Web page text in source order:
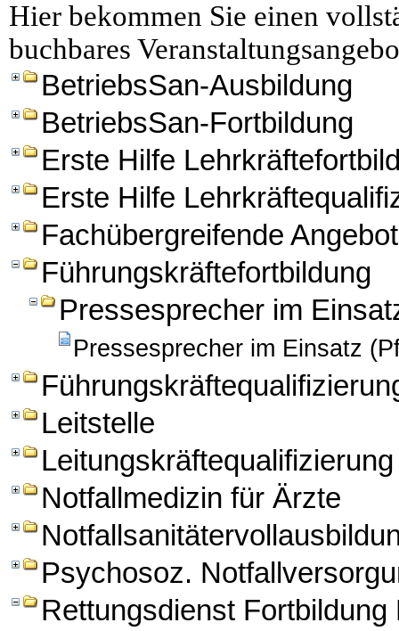
Hier bekommen Sie einen
buchbares
BetriebsSan-Ausbildung
BetriebsSan-Fortbildung
Erste Hilfe
Erste Hilfe
Fachübergreifende
Führungskräftefortbildung
Pressesprecher im
Pressesprecher im Einsatz
Leitstelle
Leitungskräftequalifizierung
Notfallmedizin für Ärzte
Psychosoz.
Rettungsdienst Fortbildung